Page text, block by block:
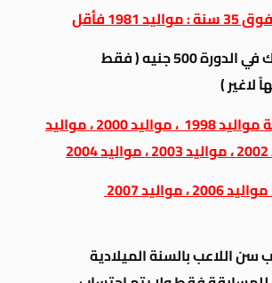
سنة :
مواليد 1981 فأقل
قيمة الاشتراك في الدورة 500 جنيه ( فقط
لاغير )
ثالثا” : مسابقة مواليد 1998 ، مواليد 2000 ، مواليد
مواليد 2005، مواليد 2006 ، مواليد 2007
اللاعب بالسنة الميلادية